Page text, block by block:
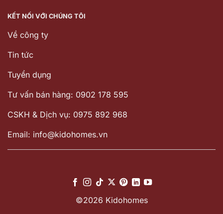
KẾT NỐI VỚI CHÚNG TÔI
Về công ty
Tin tức
Tuyển dụng
Tư vấn bán hàng: 0902 178 595
CSKH & Dịch vụ: 0975 892 968
Email: info@kidohomes.vn
©2026 Kidohomes